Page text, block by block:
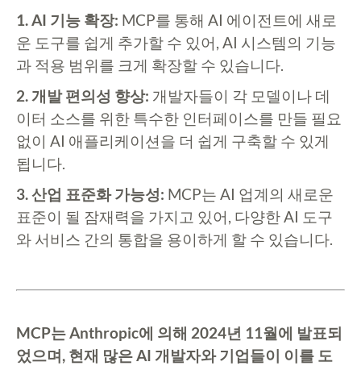
1. AI 기능 확장: MCP를 통해 AI 에이전트에 새로
운 도구를 쉽게 추가할 수 있어, AI 시스템의 기능
과 적용 범위를 크게 확장할 수 있습니다.
2. 개발 편의성 향상: 개발자들이 각 모델이나 데
이터 소스를 위한 특수한 인터페이스를 만들 필요
없이 AI 애플리케이션을 더 쉽게 구축할 수 있게
됩니다.
3. 산업 표준화 가능성: MCP는 AI 업계의 새로운
표준이 될 잠재력을 가지고 있어, 다양한 AI 도구
와 서비스 간의 통합을 용이하게 할 수 있습니다.
MCP는 Anthropic에 의해 2024년 11월에 발표되
었으며, 현재 많은 AI 개발자와 기업들이 이를 도